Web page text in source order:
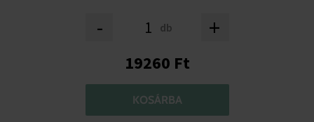
- db +
19260 Ft
KOSÁRBA